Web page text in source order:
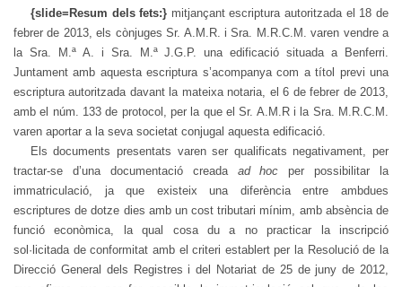
{slide=Resum dels fets:} mitjançant escriptura autoritzada el 18 de
febrer de 2013, els cònjuges Sr. A.M.R. i Sra. M.R.C.M. varen vendre a
la Sra. M.ª A. i Sra. M.ª J.G.P. una edificació situada a Benferri.
Juntament amb aquesta escriptura s’acompanya com a títol previ una
escriptura autoritzada davant la mateixa notaria, el 6 de febrer de 2013,
amb el núm. 133 de protocol, per la que el Sr. A.M.R i la Sra. M.R.C.M.
varen aportar a la seva societat conjugal aquesta edificació.
Els documents presentats varen ser qualificats negativament, per
tractar-se d’una documentació creada ad hoc per possibilitar la
immatriculació, ja que existeix una diferència entre ambdues
escriptures de dotze dies amb un cost tributari mínim, amb absència de
funció econòmica, la qual cosa du a no practicar la inscripció
sol·licitada de conformitat amb el criteri establert per la Resolució de la
Direcció General dels Registres i del Notariat de 25 de juny de 2012,